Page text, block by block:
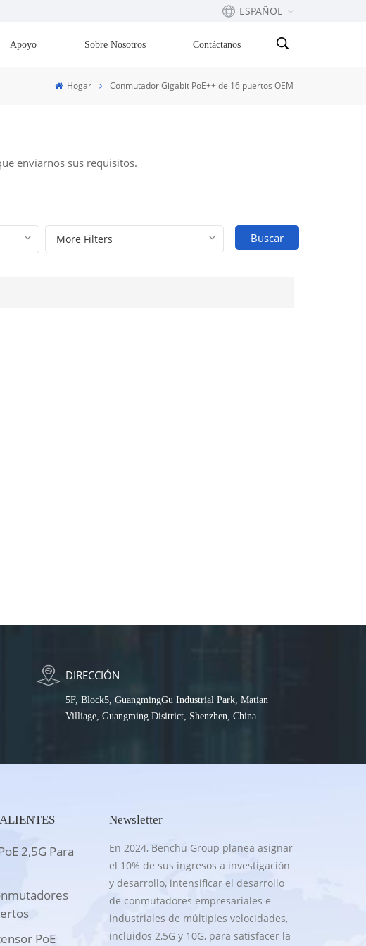
ESPAÑOL
بالعربية
Apoyo Sobre Nosotros Contáctanos
Hogar Conmutador Gigabit PoE++ de 16 puertos OEM
enviarnos sus requisitos.
Buscar
DIRECCIÓN
5F, Block5, GuangmingGu Industrial Park, Matian
Villiage, Guangming Disitrict, Shenzhen, China
2,5G Para
PoE
Newsletter
En 2024, Benchu Group planea asignar
el 10% de sus ingresos a investigación
y desarrollo, intensificar el desarrollo
de conmutadores empresariales e
industriales de múltiples velocidades,
incluidos 2,5G y 10G, para satisfacer la